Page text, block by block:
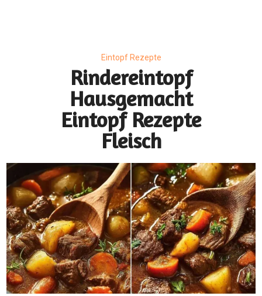
Eintopf Rezepte
Rindereintopf
Hausgemacht
Eintopf Rezepte
Fleisch